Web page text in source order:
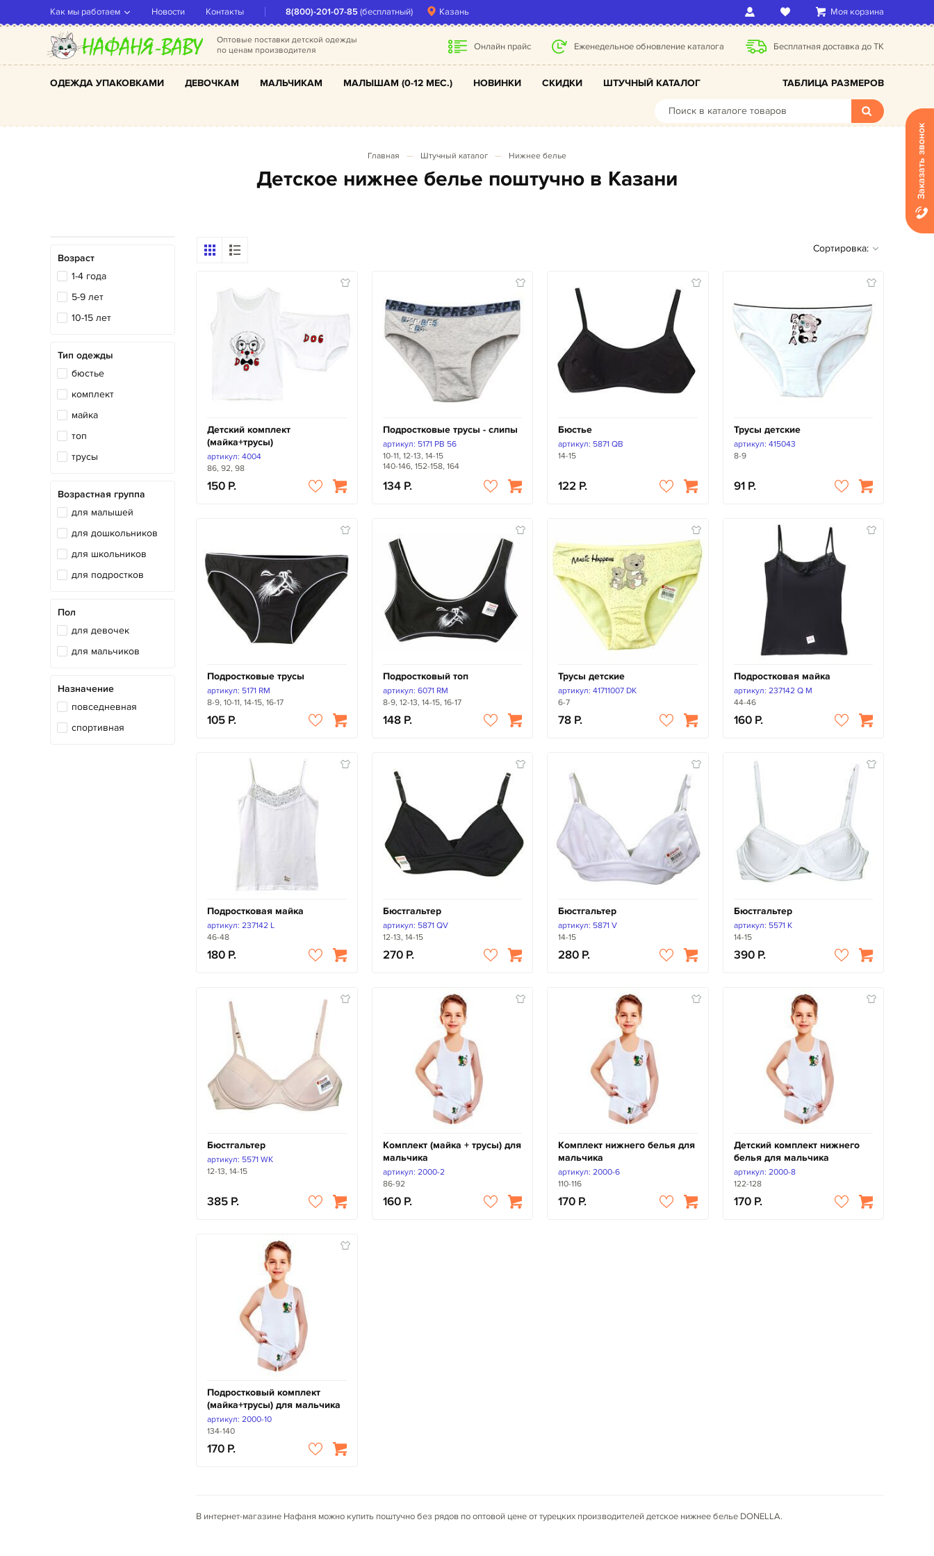
Моя корзина
Оптовые поставки детской одежды
по ценам производителя
Онлайн прайс Еженедельное обновление каталога Бесплатная доставка до ТК
ОДЕЖДА УПАКОВКАМИ ДЕВОЧКАМ МАЛЬЧИКАМ МАЛЫШАМ (0-12 МЕС.) НОВИНКИ СКИДКИ ШТУЧНЫЙ КАТАЛОГ ТАБЛИЦА РАЗМЕРОВ
Казань
8(800)-201-07-85(бесплатный)
Как мы работаем Новости Контакты
Главная Штучный каталог Нижнее белье
Детское нижнее белье поштучно в Казани
Возраст
1-4 года
5-9 лет
10-15 лет
Тип одежды
бюстье
комплект
майка
топ
трусы
Возрастная группа
для малышей
для дошкольников
для школьников
для подростков
Пол
для девочек
для мальчиков
Назначение
повседневная
спортивная
Сортировка:
Детский комплект
(майка+трусы)
артикул: 4004
86, 92, 98
150
Подростковые трусы - слипы
артикул: 5171 PB 56
10-11, 12-13, 14-15
140-146, 152-158, 164
134
Бюстье
артикул: 5871 QB
14-15
122
Трусы детские
артикул: 415043
8-9
91
Подростковые трусы
артикул: 5171 RM
8-9, 10-11, 14-15, 16-17
105
Подростковый топ
артикул: 6071 RM
8-9, 12-13, 14-15, 16-17
148
Трусы детские
артикул: 41711007 DK
6-7
78
Подростковая майка
артикул: 237142 Q M
44-46
160
Подростковая майка
артикул: 237142 L
46-48
180
Бюстгальтер
артикул: 5871 QV
12-13, 14-15
270
Бюстгальтер
артикул: 5871 V
14-15
280
Бюстгальтер
артикул: 5571 K
14-15
390
Бюстгальтер
артикул: 5571 WK
12-13, 14-15
385
Комплект (майка + трусы) для
мальчика
артикул: 2000-2
86-92
160
Комплект нижнего белья для
мальчика
артикул: 2000-6
110-116
170
Детский комплект нижнего
белья для мальчика
артикул: 2000-8
122-128
170
Подростковый комплект
(майка+трусы) для мальчика
артикул: 2000-10
134-140
170
В интернет-магазине Нафаня можно купить поштучно без рядов по оптовой цене от турецких производителей детское нижнее белье DONELLA.
Заказать звонок